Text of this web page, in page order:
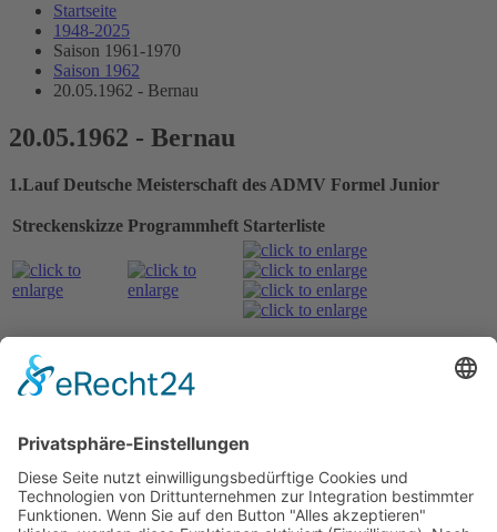
Startseite
1948-2025
Saison 1961-1970
Saison 1962
20.05.1962 - Bernau
20.05.1962 - Bernau
1.Lauf Deutsche Meisterschaft des ADMV Formel Junior
Streckenskizze Programmheft Starterliste
Alle Ergebnisse:
Nennungsliste Meisterschaftslauf
Startaufstellung Meisterschaftslauf
Original Zeitnahme
Ergebnis Rennen Meisterschaftslauf
Original Zeitnahme